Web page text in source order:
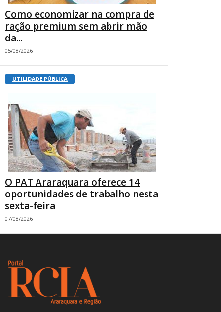
Como economizar na compra de
ração premium sem abrir mão
da...
05/08/2026
UTILIDADE PÚBLICA
O PAT Araraquara oferece 14
oportunidades de trabalho nesta
sexta-feira
07/08/2026